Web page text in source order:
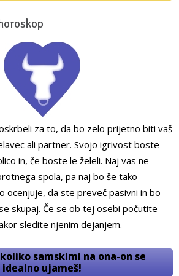
za to, da bo zelo prijetno biti vaš
ali partner. Svojo igrivost boste
in, če boste le želeli. Naj vas ne
spola, pa naj bo še tako
ocenjuje, da ste preveč pasivni in bo
skupaj. Če se ob tej osebi počutite
sledite njenim dejanjem.
samskimi na ona-on se
idealno ujameš!